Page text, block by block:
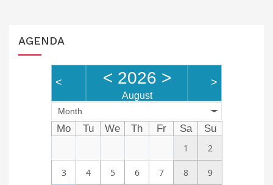
AGENDA
< < 2026 >
August
>
Month
Mo Tu We Th Fr Sa
Su
1
2
3 4 5 6 7 8 9